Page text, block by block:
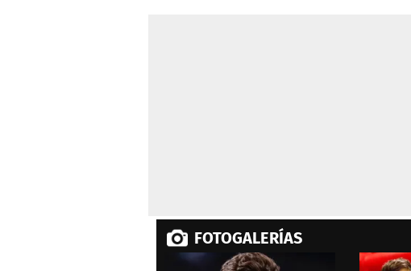
FOTOGALERÍAS